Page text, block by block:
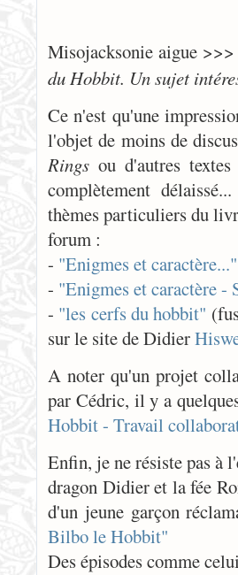
Misojacksonie aigue
du Hobbit. Un sujet
Ce n'est qu'une
l'objet de moins de
Rings ou d'autres
complètement
thèmes particuliers du
forum :
- "Enigmes et caractère..."
- "Enigmes et caractère -
- "les cerfs du hobbit"
sur le site de Didier
A noter qu'un projet
par Cédric, il y a
Hobbit - Travail
Enfin, je ne résiste pas à
dragon Didier et la fée
d'un jeune garçon
Bilbo le Hobbit"
Des épisodes comme